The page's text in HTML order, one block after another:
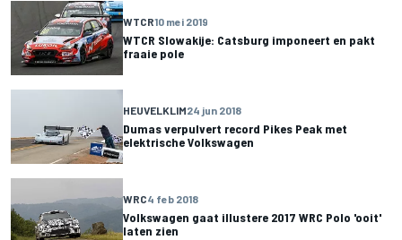
WTCR10 mei 2019
WTCR Slowakije: Catsburg imponeert en pakt
fraaie pole
HEUVELKLIM24 jun 2018
Dumas verpulvert record Pikes Peak met
elektrische Volkswagen
WRC4 feb 2018
Volkswagen gaat illustere 2017 WRC Polo 'ooit'
laten zien